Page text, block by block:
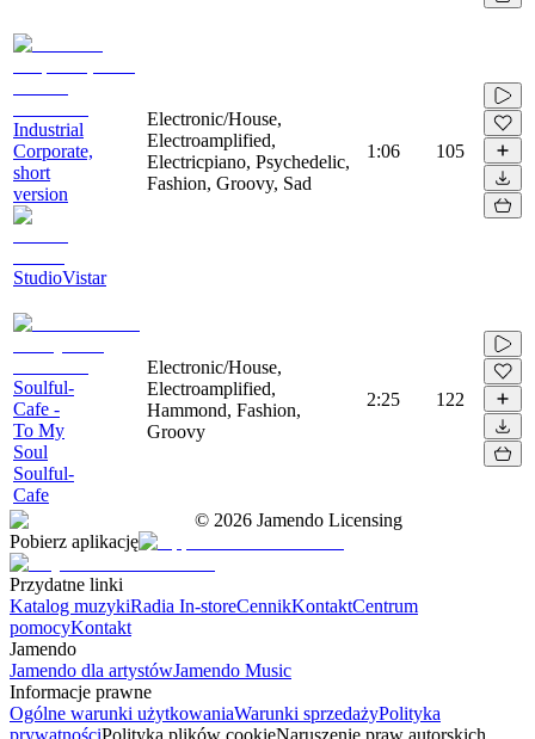
Industrial
Corporate,
short
version
StudioVistar
Electronic/House,
Electroamplified,
Electricpiano, Psychedelic,
Fashion, Groovy, Sad
1:06 105
Soulful-
Cafe -
To My
Soul
Soulful-
Cafe
Electronic/House,
Electroamplified,
Hammond, Fashion,
Groovy
2:25 122
© 2026 Jamendo Licensing
Pobierz aplikację
Przydatne linki
Katalog muzykiRadia In-storeCennikKontaktCentrum
pomocyKontakt
Jamendo
Jamendo dla artystówJamendo Music
Informacje prawne
Ogólne warunki użytkowaniaWarunki sprzedażyPolityka
prywatnościPolityka plików cookieNaruszenie praw autorskich